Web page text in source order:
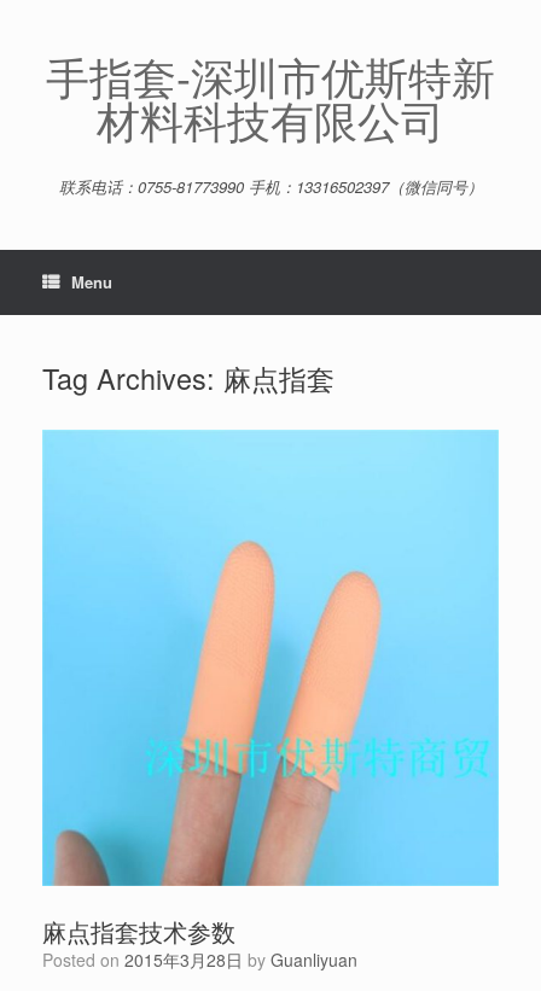
content手指套-深圳市优斯特新
材料科技有限公司
联系电话：0755-81773990 手机：13316502397（微信同号）
Menu
Tag Archives: 麻点指套
麻点指套技术参数
Posted on 2015年3月28日 by Guanliyuan